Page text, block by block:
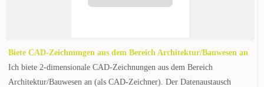
Biete CAD-Zeichnungen aus dem Bereich Architektur/Bauwesen an
Ich biete 2-dimensionale CAD-Zeichnungen aus dem Bereich
Architektur/Bauwesen an (als CAD-Zeichner). Der Datenaustausch